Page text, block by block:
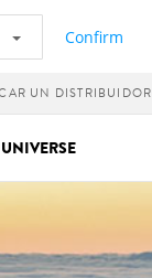
Confirm
UN DISTRIBUIDOR
UNIVERSE